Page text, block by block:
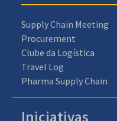
Supply Chain Meeting
Procurement
Clube da Logística
Travel Log
Pharma Supply Chain
Iniciativas